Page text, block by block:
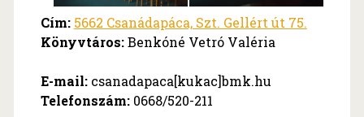
Cím: 5662 Csanádapáca, Szt. Gellért út 75.
Könyvtáros:Benkóné Vetró Valéria
E-mail: csanadapaca[kukac]bmk.hu
Telefonszám: 0668/520-211